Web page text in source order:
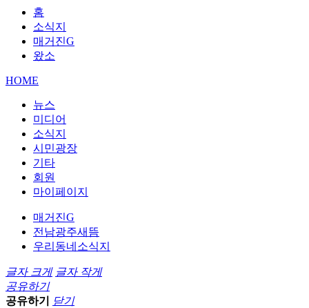
홈
소식지
매거진G
왔소
HOME
뉴스
미디어
소식지
시민광장
기타
회원
마이페이지
매거진G
전남광주새뜸
우리동네소식지
글자 크게 글자 작게
공유하기
공유하기
닫기